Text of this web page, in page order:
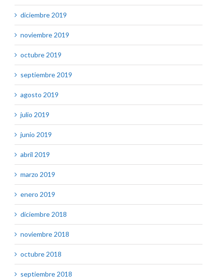
diciembre 2019
noviembre 2019
octubre 2019
septiembre 2019
agosto 2019
julio 2019
junio 2019
abril 2019
marzo 2019
enero 2019
diciembre 2018
noviembre 2018
octubre 2018
septiembre 2018